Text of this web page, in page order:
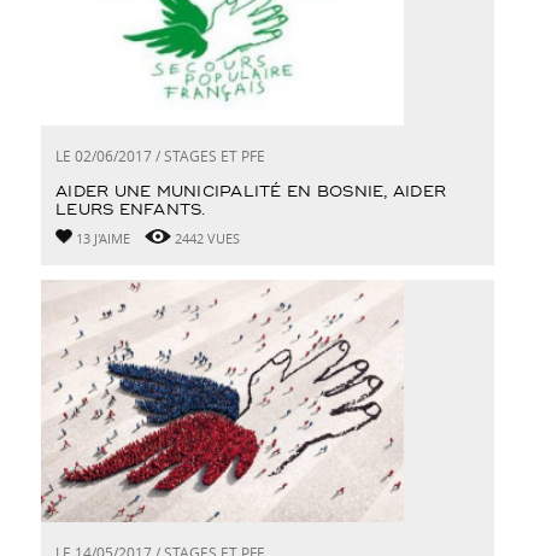
LE 02/06/2017 / STAGES ET PFE
AIDER UNE MUNICIPALITÉ EN BOSNIE, AIDER
LEURS ENFANTS.
13 J'AIME 2442 VUES
LE 14/05/2017 / STAGES ET PFE